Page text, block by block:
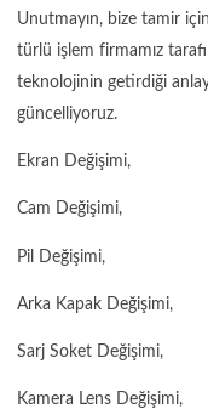
Unutmayın, bize tamir
türlü işlem firmamız
teknolojinin getirdiği
güncelliyoruz.
Ekran Değişimi,
Cam Değişimi,
Pil Değişimi,
Arka Kapak Değişimi,
Sarj Soket Değişimi,
Kamera Lens Değişimi,